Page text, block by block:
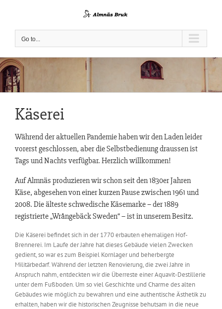
Go to...
Käserei
Während der aktuellen Pandemie haben wir den Laden leider
vorerst geschlossen, aber die Selbstbedienung draussen ist
Tags und Nachts verfügbar. Herzlich willkommen!
Auf Almnäs produzieren wir schon seit den 1830er Jahren
Käse, abgesehen von einer kurzen Pause zwischen 1961 und
2008. Die älteste schwedische Käsemarke – der 1889
registrierte „Wrångebäck Sweden“ – ist in unserem Besitz.
Die Käserei befindet sich in der 1770 erbauten ehemaligen Hof-
Brennerei. Im Laufe der Jahre hat dieses Gebäude vielen Zwecken
gedient, so war es zum Beispiel Kornlager und beherbergte
Militärbedarf. Während der letzten Renovierung, die zwei Jahre in
Anspruch nahm, entdeckten wir die Überreste einer Aquavit-Destillerie
unter dem Fußboden. Um so viel Geschichte und Charme des alten
Gebäudes wie möglich zu bewahren und eine authentische Ästhetik zu
erhalten, haben wir die historischen Zeugnisse behutsam in die neue